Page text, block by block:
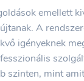
emellett
A
igényeknek
szinten, mint